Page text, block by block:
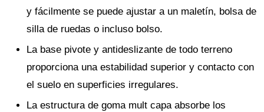
y fácilmente se puede ajustar a un maletín, bolsa de
silla de ruedas o incluso bolso.
La base pivote y antideslizante de todo terreno
proporciona una estabilidad superior y contacto con
el suelo en superficies irregulares.
La estructura de goma mult capa absorbe los